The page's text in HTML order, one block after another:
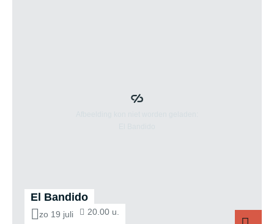
El Bandido
zo 19 juli 20.00 u.